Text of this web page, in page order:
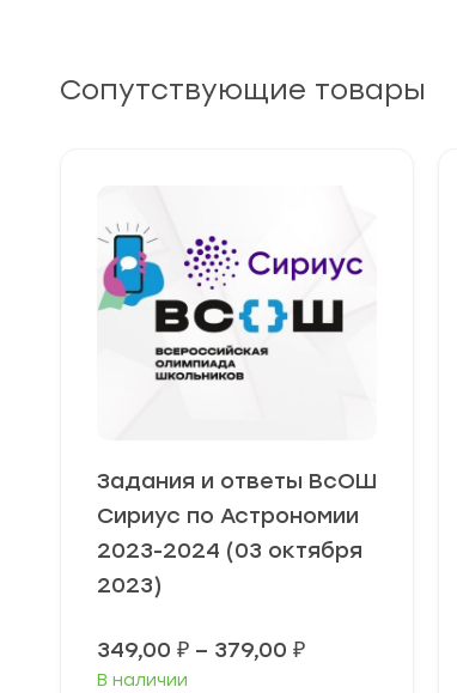
Сопутствующие товары
Задания и ответы ВсОШ
Сириус по Астрономии
2023-2024 (03 октября
2023)
349,00 ₽ – 379,00 ₽Диапазон
В наличии